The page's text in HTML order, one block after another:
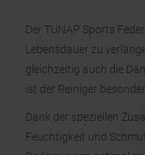
Der TUNAP Sports
Lebensdauer zu
gleichzeitig auch die
ist der Reiniger
Dank der speziellen
Feuchtigkeit und